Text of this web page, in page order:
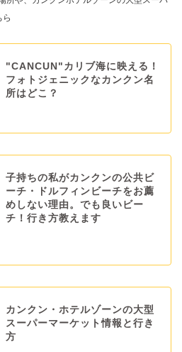
ら
"CANCUN"カリブ海に映える！
フォトジェニックなカンクン名
所はどこ？
子持ちの私がカンクンの公共ビ
ーチ・ドルフィンビーチをお薦
めしない理由。でも良いビー
チ！行き方教えます
カンクン・ホテルゾーンの大型
スーパーマーケット情報と行き
方